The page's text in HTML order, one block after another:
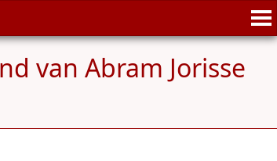
van Abram Jorisse